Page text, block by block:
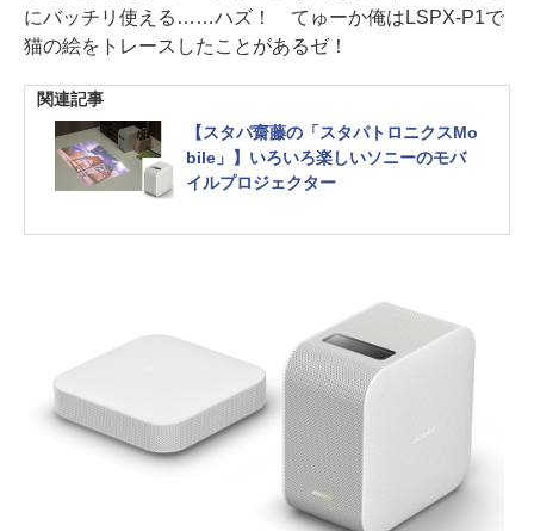
にバッチリ使える……ハズ！ てゅーか俺はLSPX-P1で
猫の絵をトレースしたことがあるゼ！
関連記事
【スタパ齋藤の「スタパトロニクスMo
bile」】いろいろ楽しいソニーのモバ
イルプロジェクター